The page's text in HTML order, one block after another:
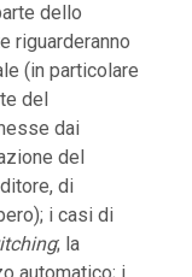
dello
riguarderanno
(in particolare
del
dai
del
di
i casi di
; la